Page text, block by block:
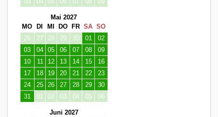
Mai 2027
MO
DI MI DO FR SA SO
26
27 28 29 30 01
02
03
04 05 06 07 08
09
10
11 12 13 14 15
16
17
18 19 20 21 22
23
24
25 26 27 28 29
30
31
01 02 03 04 05 06
Juni 2027